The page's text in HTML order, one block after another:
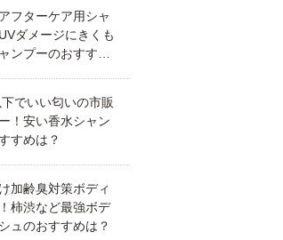
フターケア用シャ
ダメージにきくも
ンプーのおすすめ
でいい匂いの市販
！安い香水シャン
すめは？
加齢臭対策ボディ
柿渋など最強ボデ
ュのおすすめは？